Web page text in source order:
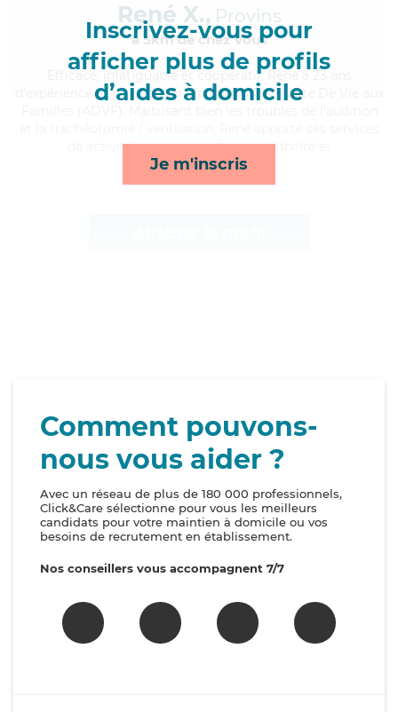
Inscrivez-vous pour
afficher plus de profils
d’aides à domicile
Je m'inscris
René X., Provins
à 5km de chez Vous
, infatiguable et coopératif, René a 23 ans
d'expérience et possède un diplôme d'Assistante De Vie aux
de activités, compagnie/loisirs, mobilité et
courses/livraison*
Comment pouvons-
nous vous aider ?
Avec un réseau de plus de 180 000 professionnels,
Click&Care sélectionne pour vous les meilleurs
candidats pour votre maintien à domicile ou vos
besoins de recrutement en établissement.
Nos conseillers vous accompagnent 7/7